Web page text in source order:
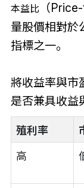
本益比（
量股價相對於
指標之一。
將收益率與市
是否兼具收益
殖利率
高